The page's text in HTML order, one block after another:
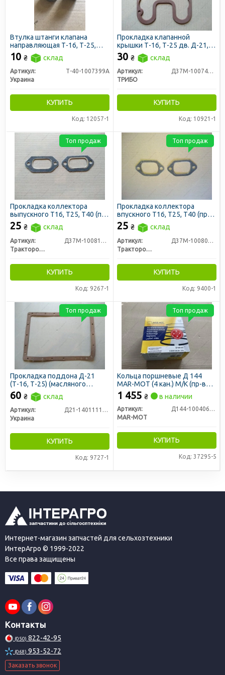
Втулка штанги клапана
направляющая Т-16, Т-25,
Т-40
10 ₴ склад
Артикул:
Т-40-1007399А
Украина
КУПИТЬ
Код: 12057-1
Прокладка клапанной
крышки Т-16, Т-25 дв. Д-21,
Т-40 дв. Д-144 (пр-во Трибо)
30 ₴ склад
Артикул:
Д37М-1007419-А2
ТРИБО
КУПИТЬ
Код: 10921-1
Прокладка коллектора
выпускного Т16, Т25, Т40 (пр-
во ЛЗТД)
25 ₴ склад
Артикул:
Д37М-1008170Б-Р
Трактородеталь г. Лозовая
КУПИТЬ
Код: 9267-1
Топ продаж
Прокладка коллектора
впускного Т16, Т25, Т40 (пр-
во ЛЗТД)
25 ₴ склад
Артикул:
Д37М-1008070Б-Р
Трактородеталь г. Лозовая
КУПИТЬ
Код: 9400-1
Топ продаж
Прокладка поддона Д-21
(Т-16, Т-25) (масляного
картера)
60 ₴ склад
Артикул:
Д21-1401111-А2
Украина
КУПИТЬ
Код: 9727-1
Топ продаж
Кольца поршневые Д 144
MAR-MOT (4 кан.) М/К (пр-во
Польша)
1 455 ₴ в наличии
Артикул:
Д144-1004060-01
MAR-MOT
КУПИТЬ
Код: 37295-5
Топ продаж
Интернет-магазин запчастей для сельхозтехники
ИнтерАгро © 1999-2022
Все права защищены
Контакты
(050) 822-42-95
(068) 953-52-72
Заказать звонок